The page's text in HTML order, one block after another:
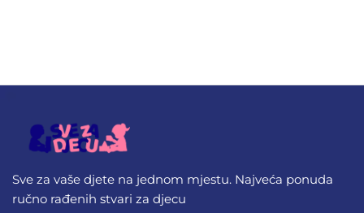
Sve za vaše djete na jednom mjestu. Najveća ponuda
ručno rađenih stvari za djecu